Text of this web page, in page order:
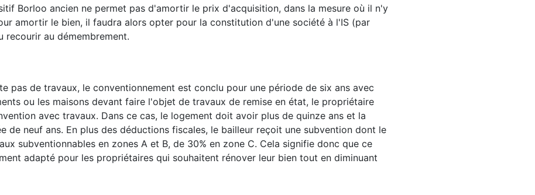
Borloo ancien ne permet pas d'amortir le prix d'acquisition, dans la mesure où il n'y
amortir le bien, il faudra alors opter pour la constitution d'une société à l'IS (par
recourir au démembrement.
pas de travaux, le conventionnement est conclu pour une période de six ans avec
ou les maisons devant faire l'objet de travaux de remise en état, le propriétaire
avec travaux. Dans ce cas, le logement doit avoir plus de quinze ans et la
de neuf ans. En plus des déductions fiscales, le bailleur reçoit une subvention dont le
subventionnables en zones A et B, de 30% en zone C. Cela signifie donc que ce
adapté pour les propriétaires qui souhaitent rénover leur bien tout en diminuant